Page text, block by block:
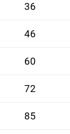
36
46
60
72
85